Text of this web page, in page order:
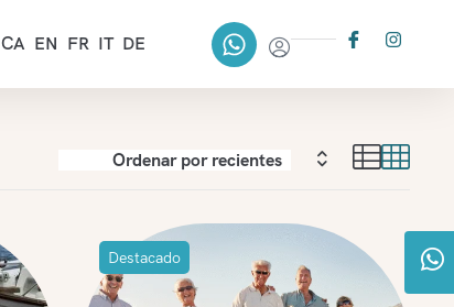
CA EN FR IT DE
Destacado